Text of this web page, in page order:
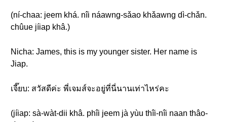
(ní-chaa: jeem khá. nîi náawng-sǎao khǎawng dì-chǎn.
chûue jíiap khâ.)
Nicha: James, this is my younger sister. Her name is
Jiap.
เจี๊ยบ: สวัสดีค่ะ พี่เจมส์จะอยู่ที่นี่นานเท่าไหร่คะ
(jíiap: sà-wàt-dii khâ. phîi jeem jà yùu thîi-nîi naan thâo-